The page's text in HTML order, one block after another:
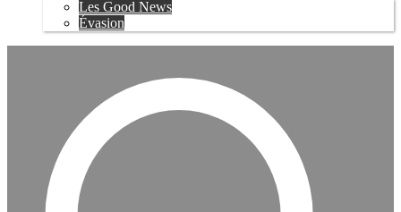
Les Good News
Évasion